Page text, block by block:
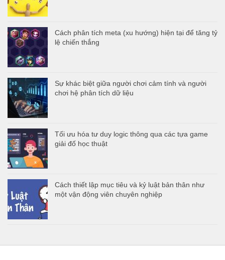
Cách phân tích meta (xu hướng) hiện tại để tăng tỷ
lệ chiến thắng
Sự khác biệt giữa người chơi cảm tính và người
chơi hệ phân tích dữ liệu
Tối ưu hóa tư duy logic thông qua các tựa game
giải đố học thuật
Cách thiết lập mục tiêu và kỷ luật bản thân như
một vận động viên chuyên nghiệp